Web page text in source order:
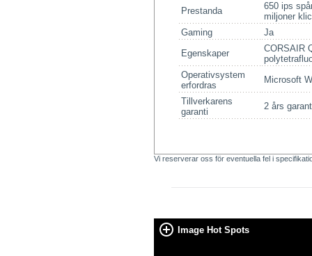
Prestanda
650 ips
miljoner
Gaming
Ja
Egenskaper
CORSAIR
Operativsystem
erfordras
Microsoft
Tillverkarens
garanti
2 års
Vi reserverar oss för eventuella fel i
Image Hot Spots